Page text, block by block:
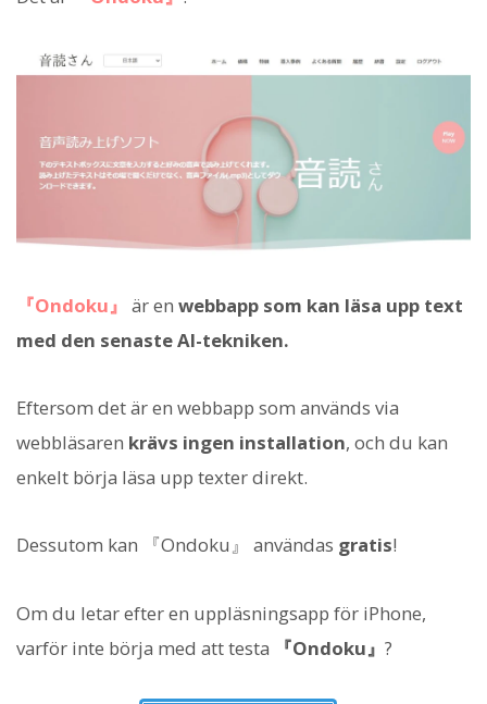
『Ondoku』 är en webbapp som kan läsa upp text
med den senaste AI-tekniken.
Eftersom det är en webbapp som används via
webbläsaren krävs ingen installation, och du kan
enkelt börja läsa upp texter direkt.
Dessutom kan 『Ondoku』 användas gratis!
Om du letar efter en uppläsningsapp för iPhone,
varför inte börja med att testa
『Ondoku』 ?